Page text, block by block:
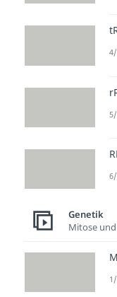
Genetik
Mitose